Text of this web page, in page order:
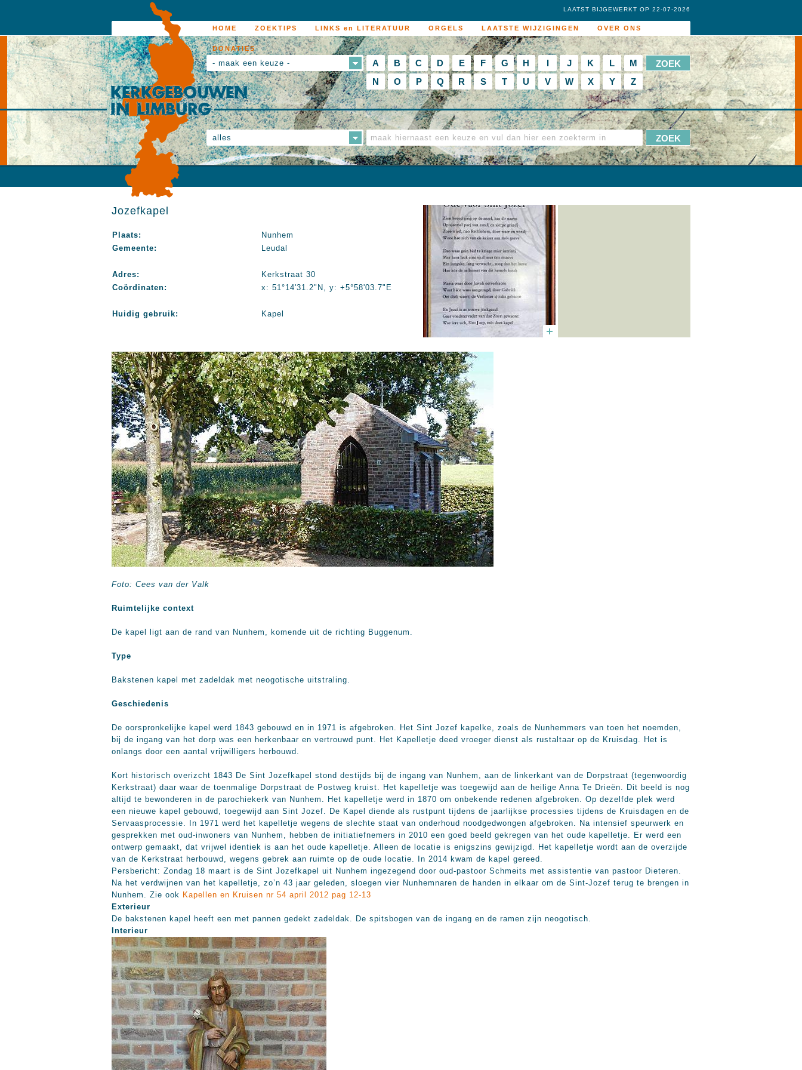
HOME ZOEKTIPS LINKS en LITERATUUR ORGELS LAATSTE WIJZIGINGEN OVER ONS
DONATIES
LAATST BIJGEWERKT OP 22-07-2026
- maak een keuze - A B C D E F G H I J K L
M
N
O P Q R S T U V W X Y Z
alles
Jozefkapel
Plaats:
Nunhem
Gemeente:
Leudal
Adres:
Kerkstraat 30
Coördinaten:
x: 51°14'31.2"N, y: +5°58'03.7"E
Huidig gebruik: Kapel
Foto: Cees van der Valk
Ruimtelijke context
De kapel ligt aan de rand van Nunhem, komende uit de richting Buggenum.
Type
Bakstenen kapel met zadeldak met neogotische uitstraling.
Geschiedenis
De oorspronkelijke kapel werd 1843 gebouwd en in 1971 is afgebroken. Het Sint Jozef kapelke, zoals de Nunhemmers van toen het noemden,
bij de ingang van het dorp was een herkenbaar en vertrouwd punt. Het Kapelletje deed vroeger dienst als rustaltaar op de Kruisdag. Het is
onlangs door een aantal vrijwilligers herbouwd.
Kort historisch overizcht 1843 De Sint Jozefkapel stond destijds bij de ingang van Nunhem, aan de linkerkant van de Dorpstraat (tegenwoordig
Kerkstraat) daar waar de toenmalige Dorpstraat de Postweg kruist. Het kapelletje was toegewijd aan de heilige Anna Te Drieën. Dit beeld is nog
altijd te bewonderen in de parochiekerk van Nunhem. Het kapelletje werd in 1870 om onbekende redenen afgebroken. Op dezelfde plek werd
een nieuwe kapel gebouwd, toegewijd aan Sint Jozef. De Kapel diende als rustpunt tijdens de jaarlijkse processies tijdens de Kruisdagen en de
Servaasprocessie. In 1971 werd het kapelletje wegens de slechte staat van onderhoud noodgedwongen afgebroken. Na intensief speurwerk en
gesprekken met oud-inwoners van Nunhem, hebben de initiatiefnemers in 2010 een goed beeld gekregen van het oude kapelletje. Er werd een
ontwerp gemaakt, dat vrijwel identiek is aan het oude kapelletje. Alleen de locatie is enigszins gewijzigd. Het kapelletje wordt aan de overzijde
van de Kerkstraat herbouwd, wegens gebrek aan ruimte op de oude locatie. In 2014 kwam de kapel gereed.
Persbericht: Zondag 18 maart is de Sint Jozefkapel uit Nunhem ingezegend door oud-pastoor Schmeits met assistentie van pastoor Dieteren.
Na het verdwijnen van het kapelletje, zo’n 43 jaar geleden, sloegen vier Nunhemnaren de handen in elkaar om de Sint-Jozef terug te brengen in
Nunhem. Zie ook Kapellen en Kruisen nr 54 april 2012 pag 12-13
Exterieur
De bakstenen kapel heeft een met pannen gedekt zadeldak. De spitsbogen van de ingang en de ramen zijn neogotisch.
Interieur